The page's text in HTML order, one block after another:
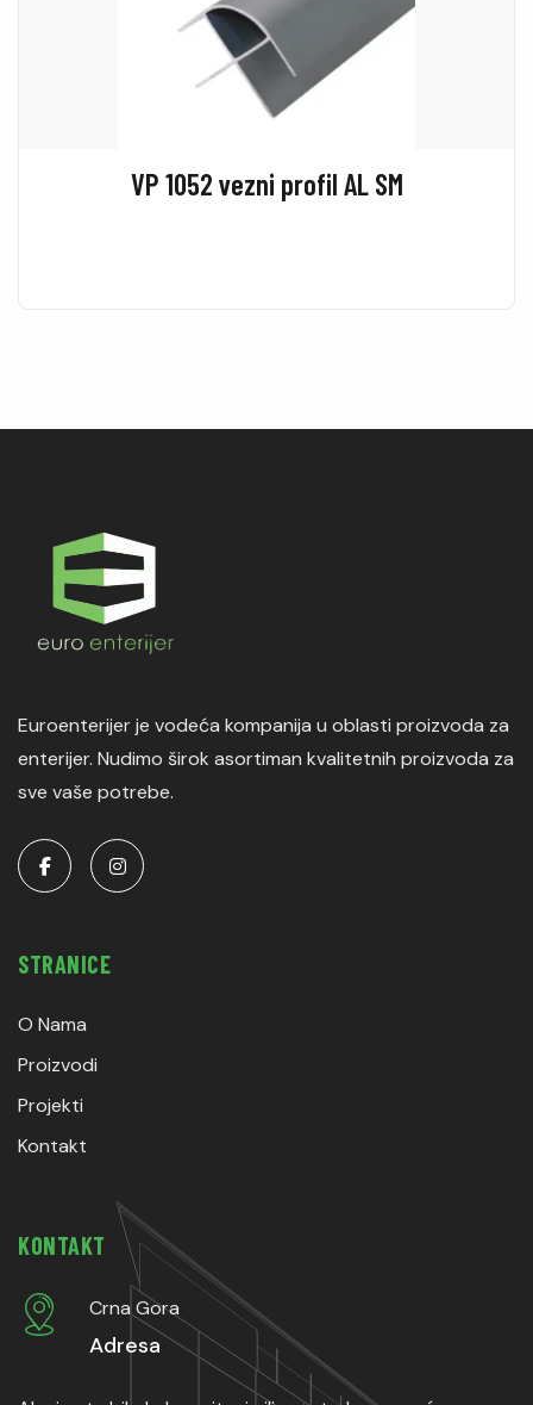
VP 1052 vezni profil AL SM
Euroenterijer je vodeća kompanija u oblasti proizvoda za
enterijer. Nudimo širok asortiman kvalitetnih proizvoda za
sve vaše potrebe.
STRANICE
O Nama
Proizvodi
Projekti
Kontakt
KONTAKT
Crna Gora
Adresa